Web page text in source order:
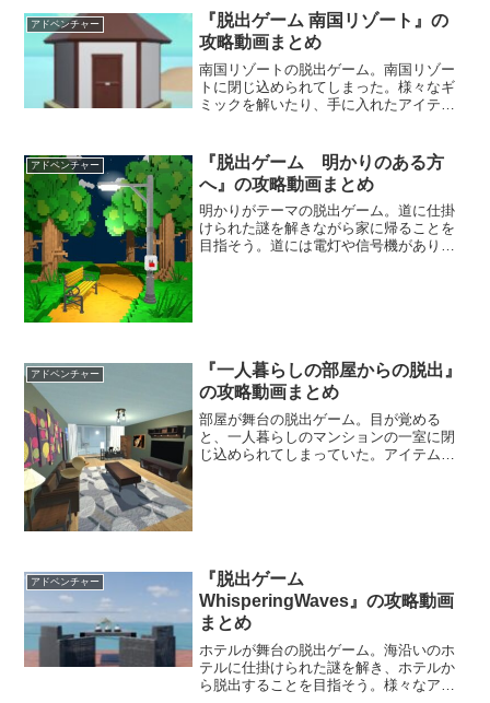
アドベンチャー
『脱出ゲーム 南国リゾート』の
攻略動画まとめ
南国リゾートの脱出ゲーム。南国リゾー
トに閉じ込められてしまった。様々なギ
ミックを解いたり、手に入れたアイテム
楽しめるぞ。南国リゾートに旅行してい
る気分を味わおう。
アドベンチャー
『脱出ゲーム 明かりのある方
へ』の攻略動画まとめ
明かりがテーマの脱出ゲーム。道に仕掛
けられた謎を解きながら家に帰ることを
目指そう。道には電灯や信号機があり、
アドベンチャー
『一人暮らしの部屋からの脱出』
の攻略動画まとめ
部屋が舞台の脱出ゲーム。目が覚める
と、一人暮らしのマンションの一室に閉
じ込められてしまっていた。アイテムや
アドベンチャー
『脱出ゲーム
WhisperingWaves』の攻略動画
まとめ
ホテルが舞台の脱出ゲーム。海沿いのホ
テルに仕掛けられた謎を解き、ホテルか
ら脱出することを目指そう。様々なアイ